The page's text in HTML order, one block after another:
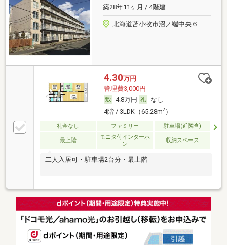
築28年11ヶ月 / 4階建
北海道苫小牧市沼ノ端中央６
4.30万円
管理費3,000円
4.8万円
なし
4階 / 3LDK（65.28m2）
礼金なし ファミリー 駐車場(近隣含)
最上階
モニタ付インターホ
ン
収納スペース
二人入居可・駐車場2台分・最上階